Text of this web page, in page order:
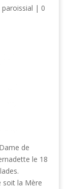
| 0
de
le 18
soit la Mère